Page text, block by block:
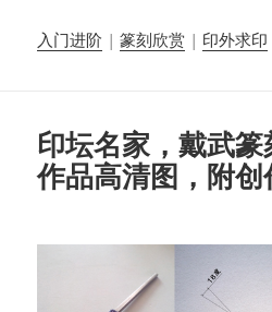
入门进阶 |篆刻欣赏 | 印外求印
印坛名家，戴武
作品高清图，附